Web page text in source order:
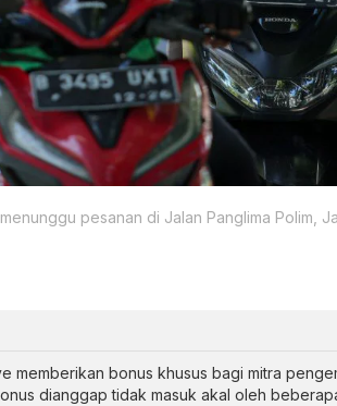
pesanan di Jalan Panglima Polim,
memberikan bonus khusus bagi mitra
dianggap tidak masuk akal oleh